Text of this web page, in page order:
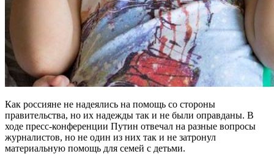
Как россияне не надеялись на помощь со стороны
правительства, но их надежды так и не были оправданы. В
ходе пресс-конференции Путин отвечал на разные вопросы
журналистов, но не один из них так и не затронул
материальную помощь для семей с детьми.